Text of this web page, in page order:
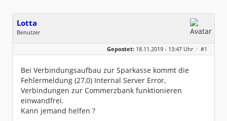
Lotta
Benutzer
Geschlecht:
keine Angabe
Dabei seit:
11 / 2019
Gepostet: 18.11.2019 - 13:47 Uhr · #1
Bei Verbindungsaufbau zur Sparkasse kommt die
Fehlermeldung (27,0) Internal Server Error,
Verbindungen zur Commerzbank funktionieren
einwandfrei.
Kann jemand helfen ?